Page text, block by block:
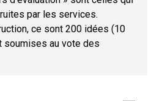
par les services.
ce sont 200 idées (10
soumises au vote des